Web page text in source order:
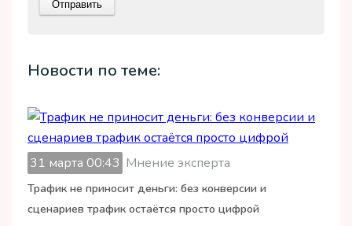
Новости по теме:
31 марта 00:43 Мнение эксперта
Трафик не приносит деньги: без конверсии и
сценариев трафик остаётся просто цифрой